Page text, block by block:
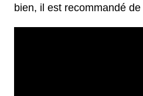
bien, il est recommandé